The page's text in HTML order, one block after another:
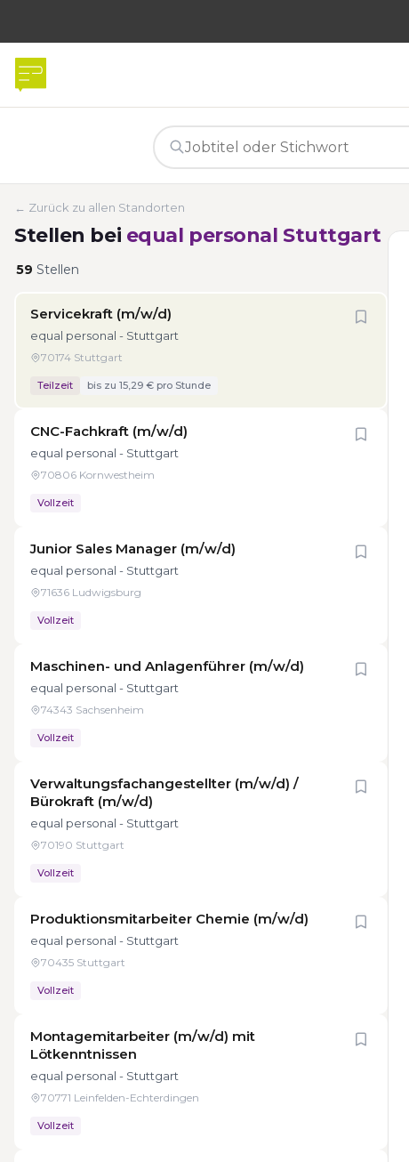
← Zurück zu allen Standorten
Stellen bei equal personal Stuttgart
59 Stellen
Servicekraft (m/w/d)
equal personal - Stuttgart
70174 Stuttgart
Teilzeit bis zu 15,29 € pro Stunde
CNC-Fachkraft (m/w/d)
equal personal - Stuttgart
70806 Kornwestheim
Vollzeit
Junior Sales Manager (m/w/d)
equal personal - Stuttgart
71636 Ludwigsburg
Vollzeit
Maschinen- und Anlagenführer (m/w/d)
equal personal - Stuttgart
74343 Sachsenheim
Vollzeit
Verwaltungsfachangestellter (m/w/d) /
Bürokraft (m/w/d)
equal personal - Stuttgart
70190 Stuttgart
Vollzeit
Produktionsmitarbeiter Chemie (m/w/d)
equal personal - Stuttgart
70435 Stuttgart
Vollzeit
Montagemitarbeiter (m/w/d) mit
Lötkenntnissen
equal personal - Stuttgart
70771 Leinfelden-Echterdingen
Vollzeit